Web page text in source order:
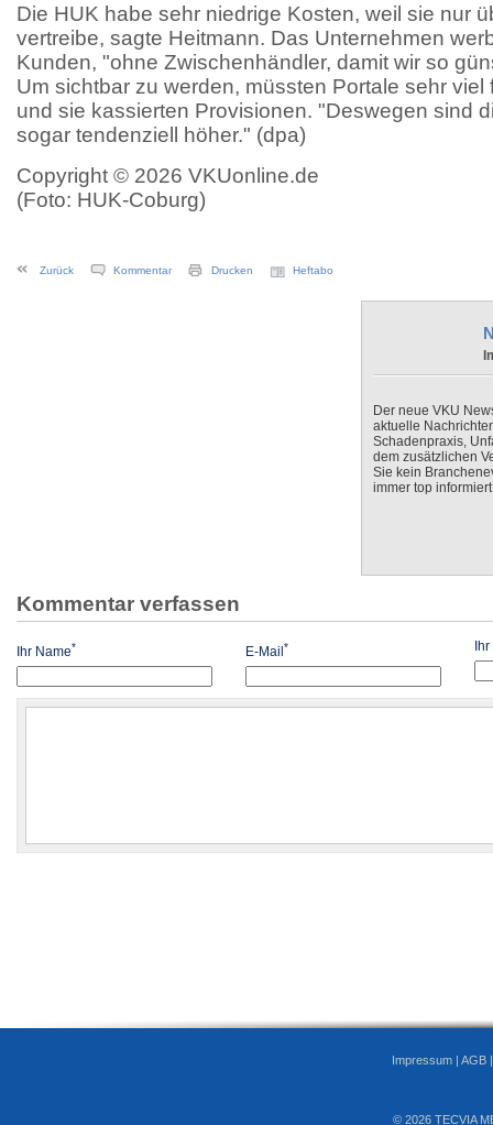
Die HUK habe sehr niedrige Kosten, weil sie nur
vertreibe, sagte Heitmann. Das Unternehmen
Kunden, "ohne Zwischenhändler, damit wir so
Um sichtbar zu werden, müssten Portale sehr
und sie kassierten Provisionen. "Deswegen sind
sogar tendenziell höher." (dpa)
Copyright © 2026 VKUonline.de
(Foto: HUK-Coburg)
Zurück Kommentar Drucken Heftabo
Der neue VKU
aktuelle
Schadenpraxis,
dem zusätzlichen
Sie kein
immer top
Kommentar verfassen
Ihr Name* E-Mail* Ihr
Impressum | AGB
© 2026 TECVIA